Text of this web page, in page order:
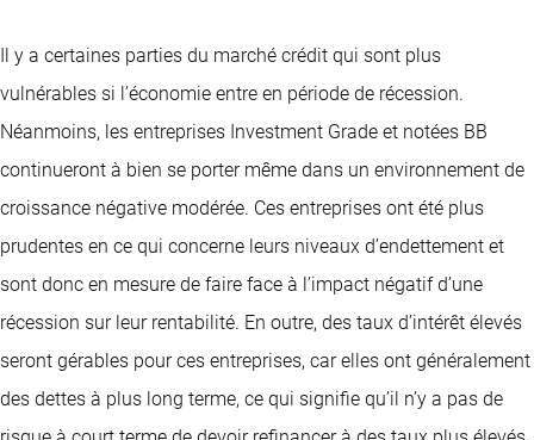
Il y a certaines parties du marché crédit qui sont plus
vulnérables si l’économie entre en période de récession.
Néanmoins, les entreprises Investment Grade et notées BB
continueront à bien se porter même dans un environnement de
croissance négative modérée. Ces entreprises ont été plus
prudentes en ce qui concerne leurs niveaux d’endettement et
sont donc en mesure de faire face à l’impact négatif d’une
récession sur leur rentabilité. En outre, des taux d’intérêt élevés
seront gérables pour ces entreprises, car elles ont généralement
des dettes à plus long terme, ce qui signifie qu’il n’y a pas de